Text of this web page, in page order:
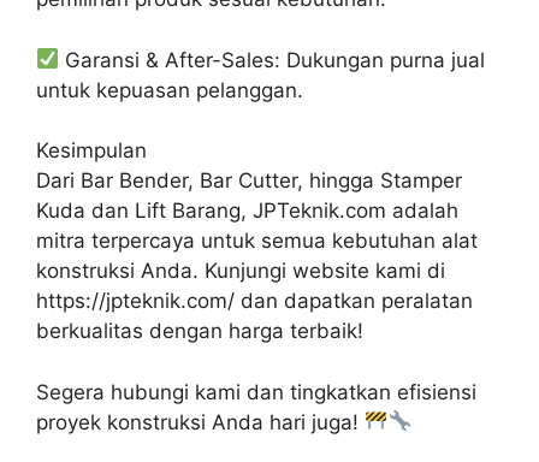
Garansi & After-Sales: Dukungan purna jual
untuk kepuasan pelanggan.
Kesimpulan
Dari Bar Bender, Bar Cutter, hingga Stamper
Kuda dan Lift Barang, JPTeknik.com adalah
mitra terpercaya untuk semua kebutuhan alat
konstruksi Anda. Kunjungi website kami di
https://jpteknik.com/ dan dapatkan peralatan
berkualitas dengan harga terbaik!
Segera hubungi kami dan tingkatkan efisiensi
proyek konstruksi Anda hari juga!